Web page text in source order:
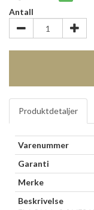
Antall
Produktdetaljer
Varenummer
Garanti
Merke
Beskrivelse